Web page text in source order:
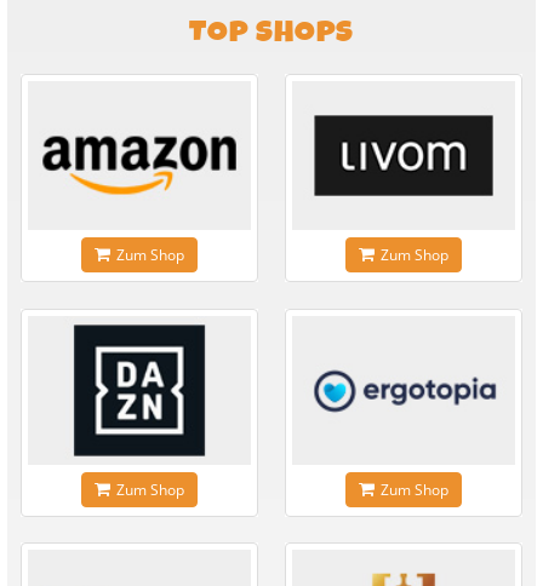
TOP SHOPS
Zum Shop Zum Shop
Zum Shop Zum Shop